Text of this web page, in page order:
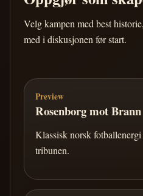
Velg kampen med best
med i diskusjonen før start.
Preview
Rosenborg mot Brann
Klassisk norsk
tribunen.